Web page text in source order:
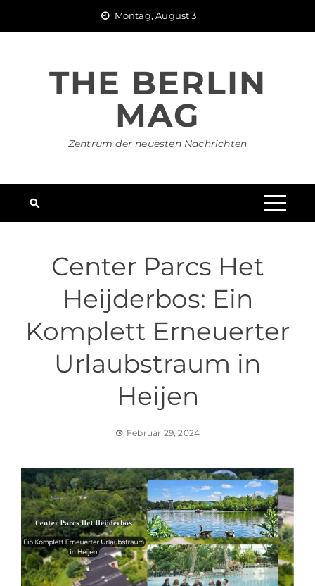
Montag, August 3
THE BERLIN
MAG
Zentrum der neuesten Nachrichten
Center Parcs Het
Heijderbos: Ein
Komplett Erneuerter
Urlaubstraum in
Heijen
Februar 29, 2024